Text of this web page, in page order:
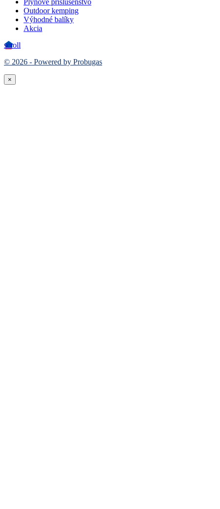
Plynové príslušenstvo
Outdoor kemping
Výhodné balíky
Akcia
scroll
© 2026 - Powered by Probugas
×